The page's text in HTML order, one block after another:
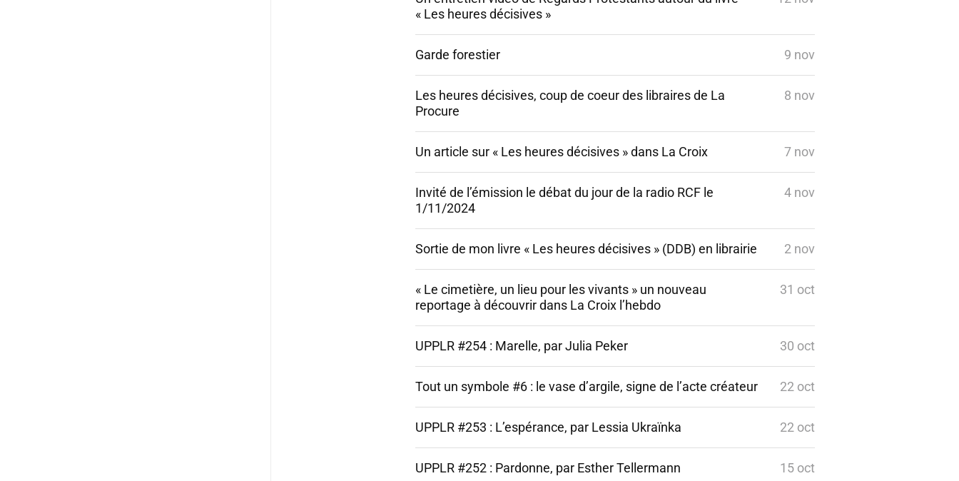
« Les heures décisives »
Garde forestier 9 nov
Les heures décisives, coup de coeur des libraires de La
Procure
8 nov
Un article sur « Les heures décisives » dans La Croix 7 nov
Invité de l’émission le débat du jour de la radio RCF le
1/11/2024
4 nov
Sortie de mon livre « Les heures décisives » (DDB) en librairie 2 nov
« Le cimetière, un lieu pour les vivants » un nouveau
reportage à découvrir dans La Croix l’hebdo
31 oct
UPPLR #254 : Marelle, par Julia Peker 30 oct
Tout un symbole #6 : le vase d’argile, signe de l’acte créateur 22 oct
UPPLR #253 : L’espérance, par Lessia Ukraïnka 22 oct
UPPLR #252 : Pardonne, par Esther Tellermann 15 oct